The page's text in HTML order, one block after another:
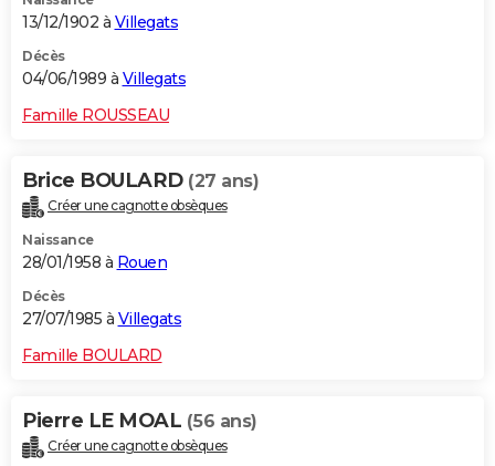
13/12/1902 à Villegats
Décès
04/06/1989 à Villegats
Famille ROUSSEAU
Brice BOULARD (27 ans)
Créer une cagnotte obsèques
Naissance
28/01/1958 à Rouen
Décès
27/07/1985 à Villegats
Famille BOULARD
Pierre LE MOAL (56 ans)
Créer une cagnotte obsèques